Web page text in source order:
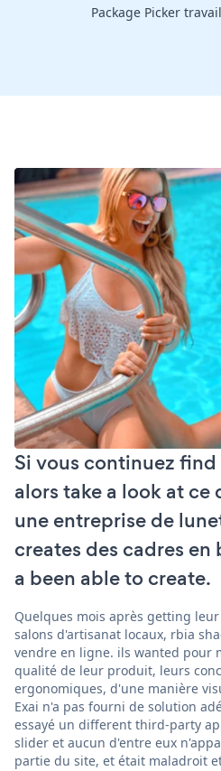
Package Picker
Si vous continuez
alors take a look at ce
une entreprise de
creates des cadres
a been able to create.
Quelques mois après getting
salons d'artisanat locaux, rbia
vendre en ligne. ils wanted pour
qualité de leur produit, leurs
ergonomiques, d'une manière
Exai n'a pas fourni de solution
essayé un different third-party
slider et aucun d'entre eux
partie du site, et était maladroit